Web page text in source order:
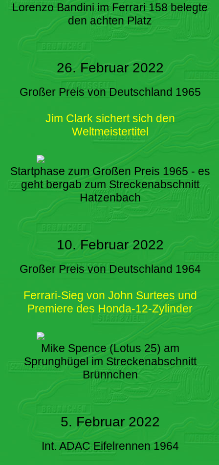
Lorenzo Bandini im Ferrari 158 belegte
den achten Platz
26. Februar 2022
Großer Preis von Deutschland 1965
Jim Clark sichert sich den
Weltmeistertitel
Startphase zum Großen Preis 1965 - es
geht bergab zum Streckenabschnitt
Hatzenbach
10. Februar 2022
Großer Preis von Deutschland 1964
Ferrari-Sieg von John Surtees und
Premiere des Honda-12-Zylinder
Mike Spence (Lotus 25) am
Sprunghügel im Streckenabschnitt
Brünnchen
5. Februar 2022
Int. ADAC Eifelrennen 1964